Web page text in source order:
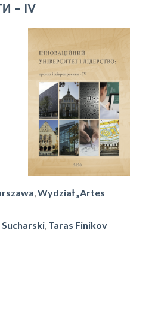
– IV
,Wydział „Artes
Taras Finikov